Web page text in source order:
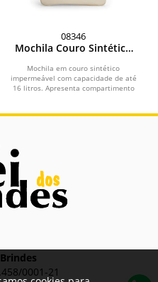
08346
Mochila Couro Sintético
Mochila em couro sintético
impermeável com capacidade de até
16 litros. Apresenta compartimento
0001-21